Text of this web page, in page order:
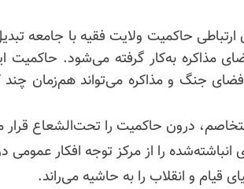
ارتباطی حاکمیت ولایت فقیه با جامعه
به‌کار گرفته می‌شود. حاکمیت
جنگ و مذاکره می‌تواند هم‌زمان چند
درون حاکمیت را تحت‌الشعاع
را از مرکز توجه افکار عمومی
قیام و انقلاب را به حاشیه می‌راند.